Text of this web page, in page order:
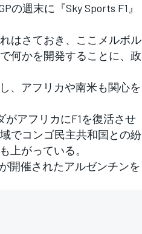
週末に『Sky Sports F1』
はさておき、ここメルボル
何かを開発することに、政
、アフリカや南米も関心を
アフリカにF1を復活させ
でコンゴ民主共和国との紛
上がっている。
開催されたアルゼンチンを